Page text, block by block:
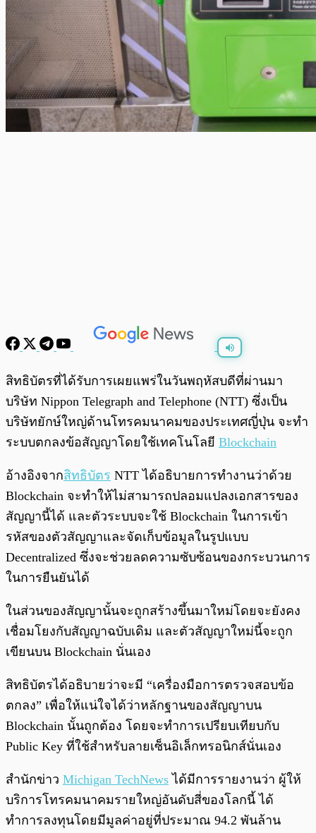
พร้อมเล่น 0:00
สิทธิบัตรที่ได้รับการเผยแพร่ในวันพฤหัสบดีที่ผ่านมา
บริษัท Nippon Telegraph and Telephone (NTT) ซึ่งเป็น
บริษัทยักษ์ใหญ่ด้านโทรคมนาคมของประเทศญี่ปุ่น จะทำ
ระบบตกลงข้อสัญญาโดยใช้เทคโนโลยี Blockchain
อ้างอิงจากสิทธิบัตร NTT ได้อธิบายการทำงานว่าด้วย
Blockchain จะทำให้ไม่สามารถปลอมแปลงเอกสารของ
สัญญานี้ได้ และตัวระบบจะใช้ Blockchain ในการเข้า
รหัสของตัวสัญญาและจัดเก็บข้อมูลในรูปแบบ
Decentralized ซึ่งจะช่วยลดความซับซ้อนของกระบวนการ
ในการยืนยันได้
ในส่วนของสัญญานั้นจะถูกสร้างขึ้นมาใหม่โดยจะยังคง
เชื่อมโยงกับสัญญาฉบับเดิม และตัวสัญญาใหม่นี้จะถูก
เขียนบน Blockchain นั่นเอง
สิทธิบัตรได้อธิบายว่าจะมี “เครื่องมือการตรวจสอบข้อ
ตกลง” เพื่อให้แน่ใจได้ว่าหลักฐานของสัญญาบน
Blockchain นั้นถูกต้อง โดยจะทำการเปรียบเทียบกับ
Public Key ที่ใช้สำหรับลายเซ็นอิเล็กทรอนิกส์นั่นเอง
สำนักข่าว Michigan TechNews ได้มีการรายงานว่า ผู้ให้
บริการโทรคมนาคมรายใหญ่อันดับสี่ของโลกนี้ ได้
ทำการลงทุนโดยมีมูลค่าอยู่ที่ประมาณ 94.2 พันล้าน